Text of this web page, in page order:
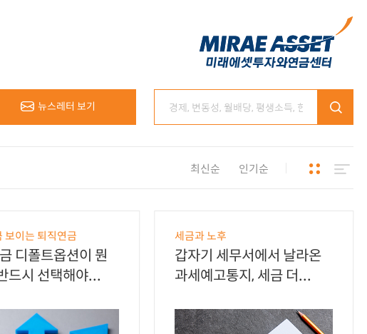
뉴스레터 보기
최신순 인기순
보이는 퇴직연금
디폴트옵션이 뭔
드시 선택해야...
세금과 노후
갑자기 세무서에서 날라온
과세예고통지, 세금 더...